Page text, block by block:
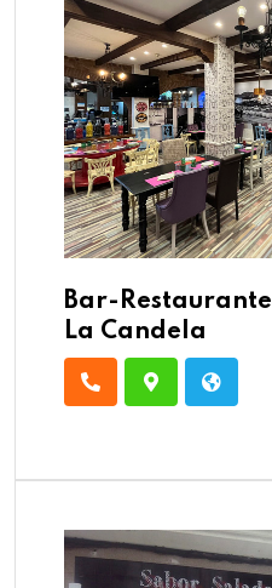
Bar-Restaurante
La Candela